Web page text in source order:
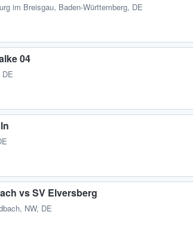
im Breisgau, Baden-Württemberg, DE
04
vs SV Elversberg
NW, DE